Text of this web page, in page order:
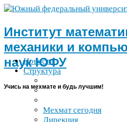
Институт
механики и
наукЮФУ
Учись на мехмате и будь лучшим!
Новости
Структура
Мехмат сегодня
Дирекция